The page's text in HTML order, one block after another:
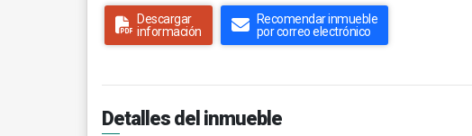
Descargar
información
Recomendar inmueble
por correo electrónico
Detalles del inmueble